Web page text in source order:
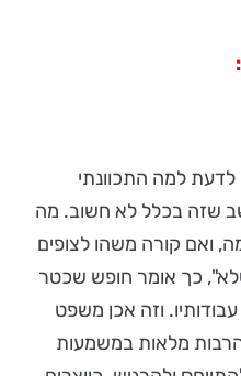
למה התכוונתי
שזה בכלל לא חשוב. מה
ואם קורה משהו לצופים
כך אומר חופש שכטר
וזה אכן משפט
הרבות מלאות במשמעות